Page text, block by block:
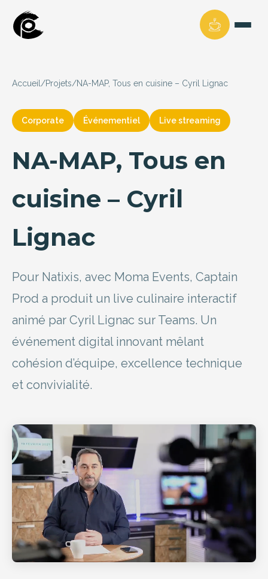
Accueil /Projets/NA-MAP, Tous en cuisine – Cyril Lignac
Corporate Événementiel Live streaming
NA-MAP, Tous en
cuisine – Cyril
Lignac
Pour Natixis, avec Moma Events, Captain
Prod a produit un live culinaire interactif
animé par Cyril Lignac sur Teams. Un
événement digital innovant mêlant
cohésion d’équipe, excellence technique
et convivialité.